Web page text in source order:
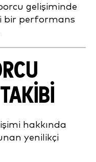
gelişiminde
bir performans
hakkında
yenilikçi